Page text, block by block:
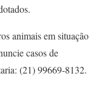
animais em situação
casos de
(21) 99669-8132.